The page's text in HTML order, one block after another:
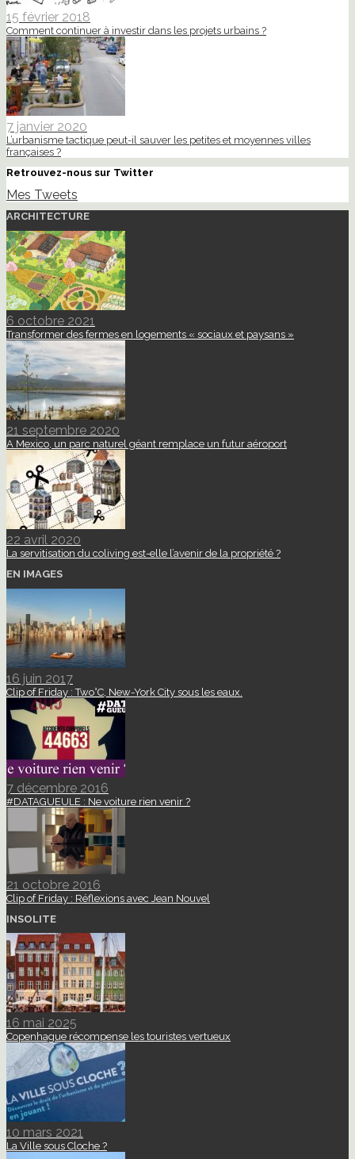
15 février 2018
Comment continuer à investir dans les projets urbains ?
7 janvier 2020
L’urbanisme tactique peut-il sauver les petites et moyennes villes
françaises ?
Retrouvez-nous sur Twitter
Mes Tweets
ARCHITECTURE
6 octobre 2021
Transformer des fermes en logements « sociaux et paysans »
21 septembre 2020
A Mexico, un parc naturel géant remplace un futur aéroport
22 avril 2020
La servitisation du coliving est-elle l’avenir de la propriété ?
EN IMAGES
16 juin 2017
Clip of Friday : Two°C, New-York City sous les eaux.
7 décembre 2016
#DATAGUEULE : Ne voiture rien venir ?
21 octobre 2016
Clip of Friday : Réflexions avec Jean Nouvel
INSOLITE
16 mai 2025
Copenhague récompense les touristes vertueux
10 mars 2021
La Ville sous Cloche ?